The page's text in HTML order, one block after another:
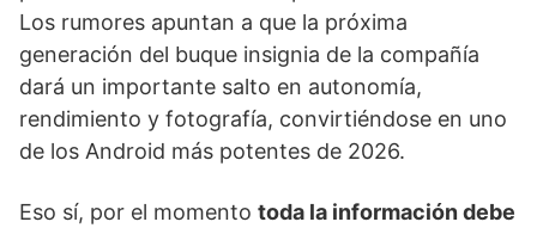
Los rumores apuntan a que la próxima
generación del buque insignia de la compañía
dará un importante salto en autonomía,
rendimiento y fotografía, convirtiéndose en uno
de los Android más potentes de 2026.
Eso sí, por el momento toda la información debe